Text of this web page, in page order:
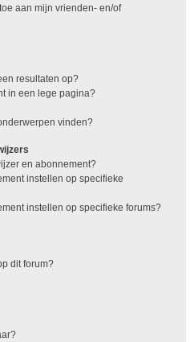
aan mijn vrienden- en/of
resultaten op?
in een lege pagina?
vinden?
en abonnement?
instellen op specifieke
instellen op specifieke forums?
dit forum?